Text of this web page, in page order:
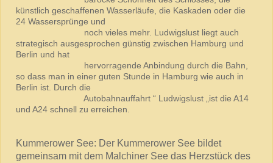
künstlich geschaffenen Wasserläufe, die Kaskaden oder die
24 Wassersprünge und
noch vieles mehr. Ludwigslust liegt auch
strategisch ausgesprochen günstig zwischen Hamburg und
Berlin und hat
hervorragende Anbindung durch die Bahn,
so dass man in einer guten Stunde in Hamburg wie auch in
Berlin ist. Durch die
Autobahnauffahrt “ Ludwigslust „ist die A14
und A24 schnell zu erreichen.
Kummerower See: Der Kummerower See bildet
gemeinsam mit dem Malchiner See das Herzstück des